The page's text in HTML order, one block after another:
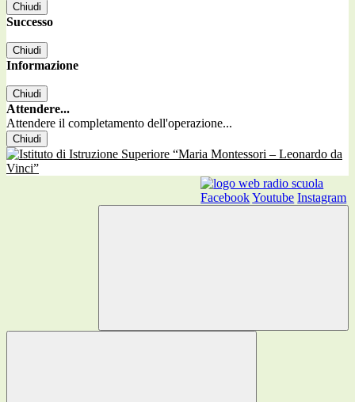
Chiudi
Successo
Chiudi
Informazione
Chiudi
Attendere...
Attendere il completamento dell'operazione...
Chiudi
FacebookYoutube Instagram